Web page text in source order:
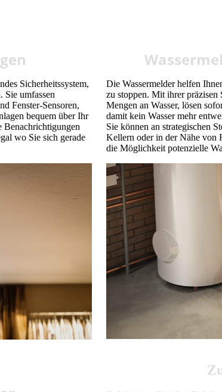
Sicherheitssystem,
Sie umfassen
Fenster-Sensoren,
bequem über Ihr
Benachrichtigungen
wo Sie sich gerade
Die Wassermelder helfen
zu stoppen. Mit ihrer präzisen
Mengen an Wasser, lösen
damit kein Wasser mehr
Sie können an strategischen
Kellern oder in der Nähe von
die Möglichkeit potenzielle